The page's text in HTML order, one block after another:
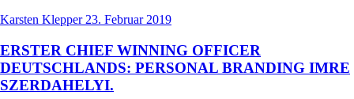
Karsten Klepper 23. Februar 2019
ERSTER CHIEF WINNING OFFICER
DEUTSCHLANDS: PERSONAL BRANDING IMRE
SZERDAHELYI.